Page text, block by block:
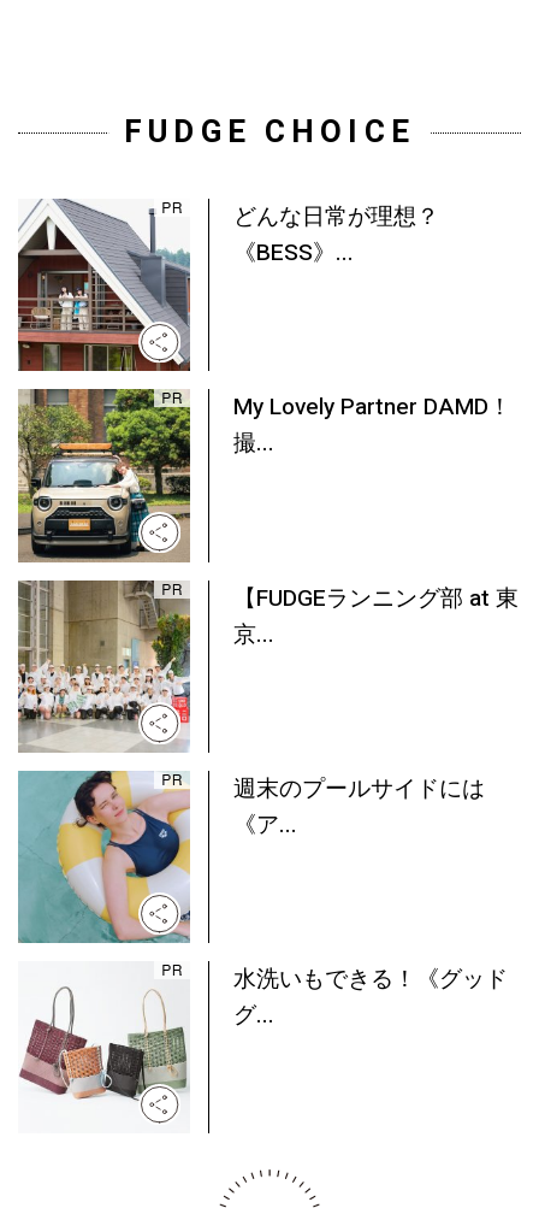
FUDGE CHOICE
どんな日常が理想？
《BESS》...
My Lovely Partner DAMD！
撮...
【FUDGEランニング部 at 東
京...
週末のプールサイドには
《ア...
水洗いもできる！《グッド
グ...